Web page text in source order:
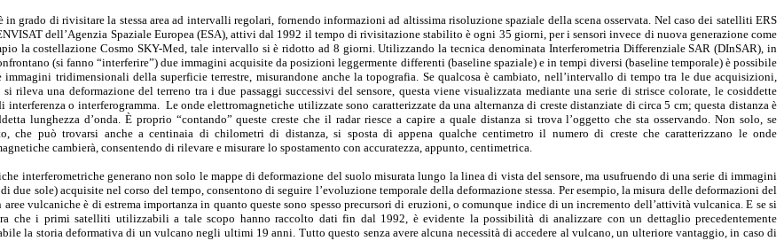
in grado di rivisitare la stessa area ad intervalli regolari, fornendo informazioni ad altissima risoluzione spaziale della scena osservata. Nel caso dei satelliti ERS
dell’Agenzia Spaziale Europea (ESA), attivi dal 1992 il tempo di rivisitazione stabilito è ogni 35 giorni, per i sensori invece di nuova generazione come
la costellazione Cosmo SKY-Med, tale intervallo si è ridotto ad 8 giorni. Utilizzando la tecnica denominata Interferometria Differenziale SAR (DInSAR), in
(si fanno “interferire”) due immagini acquisite da posizioni leggermente differenti (baseline spaziale) e in tempi diversi (baseline temporale) è possibile
immagini tridimensionali della superficie terrestre, misurandone anche la topografia. Se qualcosa è cambiato, nell’intervallo di tempo tra le due acquisizioni,
si rileva una deformazione del terreno tra i due passaggi successivi del sensore, questa viene visualizzata mediante una serie di strisce colorate, le cosiddette
interferenza o interferogramma. Le onde elettromagnetiche utilizzate sono caratterizzate da una alternanza di creste distanziate di circa 5 cm; questa distanza è
lunghezza d’onda. È proprio “contando” queste creste che il radar riesce a capire a quale distanza si trova l’oggetto che sta osservando. Non solo, se
che può trovarsi anche a centinaia di chilometri di distanza, si sposta di appena qualche centimetro il numero di creste che caratterizzano le onde
cambierà, consentendo di rilevare e misurare lo spostamento con accuratezza, appunto, centimetrica.
interferometriche generano non solo le mappe di deformazione del suolo misurata lungo la linea di vista del sensore, ma usufruendo di una serie di immagini
due sole) acquisite nel corso del tempo, consentono di seguire l’evoluzione temporale della deformazione stessa. Per esempio, la misura delle deformazioni del
aree vulcaniche è di estrema importanza in quanto queste sono spesso precursori di eruzioni, o comunque indice di un incremento dell’attività vulcanica. E se si
che i primi satelliti utilizzabili a tale scopo hanno raccolto dati fin dal 1992, è evidente la possibilità di analizzare con un dettaglio precedentemente
la storia deformativa di un vulcano negli ultimi 19 anni. Tutto questo senza avere alcuna necessità di accedere al vulcano, un ulteriore vantaggio, in caso di